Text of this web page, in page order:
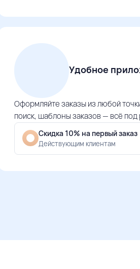
Удобное
Оформляйте заказы из любой
поиск, шаблоны заказов — всё под
Скидка 10% на первый заказ
Действующим клиентам